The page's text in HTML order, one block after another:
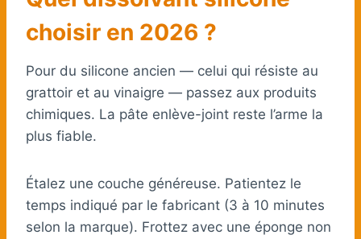
choisir en 2026 ?
Pour du silicone ancien — celui qui résiste au
grattoir et au vinaigre — passez aux produits
chimiques. La pâte enlève-joint reste l’arme la
plus fiable.
Étalez une couche généreuse. Patientez le
temps indiqué par le fabricant (3 à 10 minutes
selon la marque). Frottez avec une éponge non